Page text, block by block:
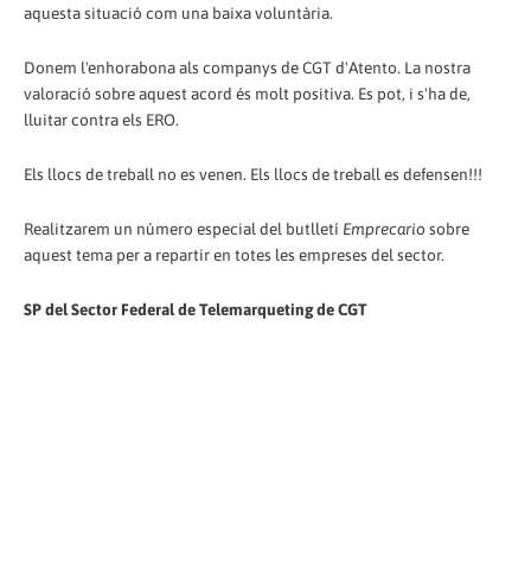
aquesta situació com una baixa voluntària.
Donem l'enhorabona als companys de CGT d'Atento. La nostra
valoració sobre aquest acord és molt positiva. Es pot, i s'ha de,
lluitar contra els ERO.
Els llocs de treball no es venen. Els llocs de treball es defensen!!!
Realitzarem un número especial del butlletí Emprecario sobre
aquest tema per a repartir en totes les empreses del sector.
SP del Sector Federal de Telemarqueting de CGT